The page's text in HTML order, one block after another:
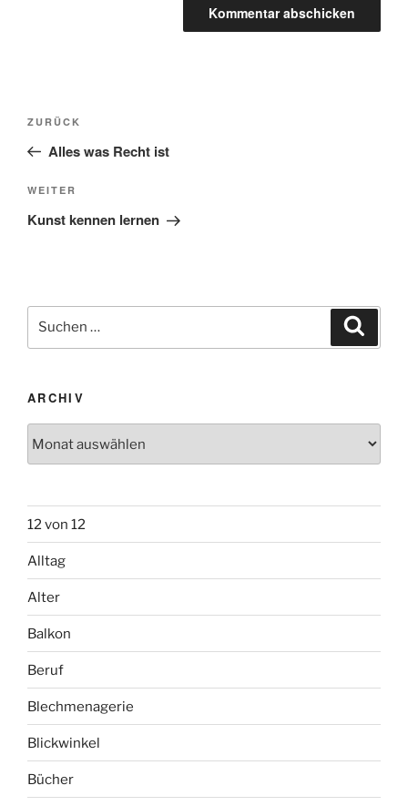
Beitragsnavigation
Vorheriger
Beitrag
ZURÜCK
Alles was Recht ist
Nächster
Beitrag
WEITER
Kunst kennen lernen
Suchen
nach:
ARCHIV
12 von 12
Alltag
Alter
Balkon
Beruf
Blechmenagerie
Blickwinkel
Bücher